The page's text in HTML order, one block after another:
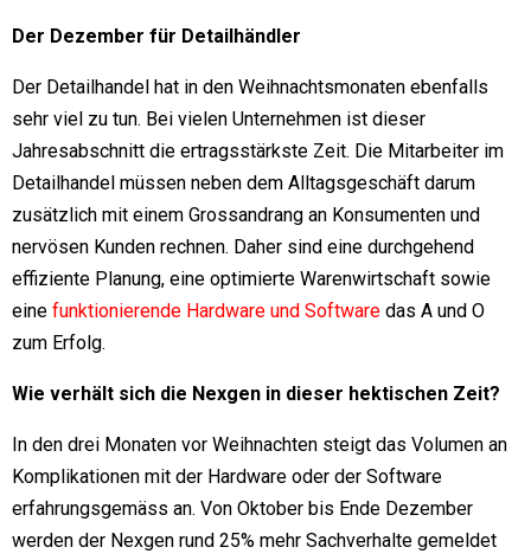
Der Dezember für Detailhändler
Der Detailhandel hat in den Weihnachtsmonaten ebenfalls
sehr viel zu tun. Bei vielen Unternehmen ist dieser
Jahresabschnitt die ertragsstärkste Zeit. Die Mitarbeiter im
Detailhandel müssen neben dem Alltagsgeschäft darum
zusätzlich mit einem Grossandrang an Konsumenten und
nervösen Kunden rechnen. Daher sind eine durchgehend
effiziente Planung, eine optimierte Warenwirtschaft sowie
eine funktionierende Hardware und Software das A und O
zum Erfolg.
Wie verhält sich die Nexgen in dieser hektischen Zeit?
In den drei Monaten vor Weihnachten steigt das Volumen an
Komplikationen mit der Hardware oder der Software
erfahrungsgemäss an. Von Oktober bis Ende Dezember
werden der Nexgen rund 25% mehr Sachverhalte gemeldet